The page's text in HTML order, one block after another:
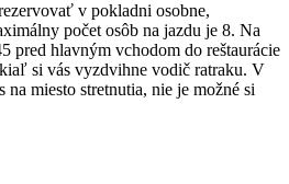
v pokladni osobne,
počet osôb na jazdu je 8. Na
pred hlavným vchodom do reštaurácie
si vás vyzdvihne vodič ratraku. V
na miesto stretnutia, nie je možné si